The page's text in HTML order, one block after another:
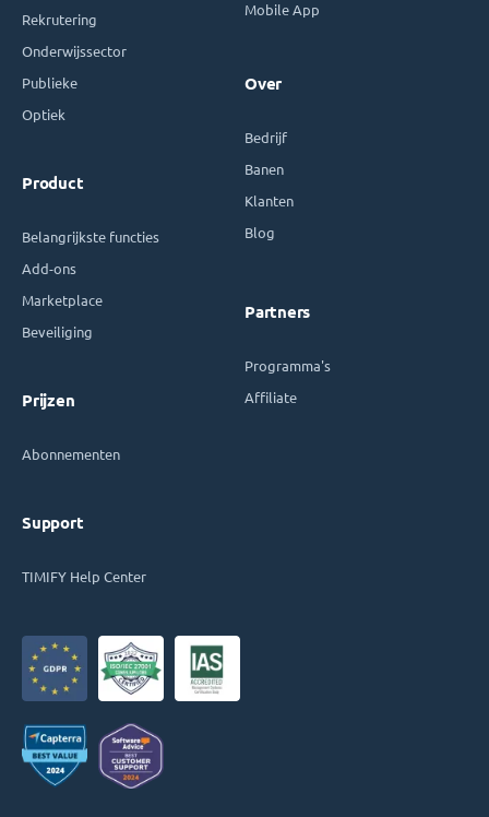
Rekrutering
Onderwijssector
Publieke
Optiek
Product
Belangrijkste functies
Add-ons
Marketplace
Beveiliging
Prijzen
Abonnementen
Support
TIMIFY Help Center
Mobile App
Over
Bedrijf
Banen
Klanten
Blog
Partners
Programma's
Affiliate